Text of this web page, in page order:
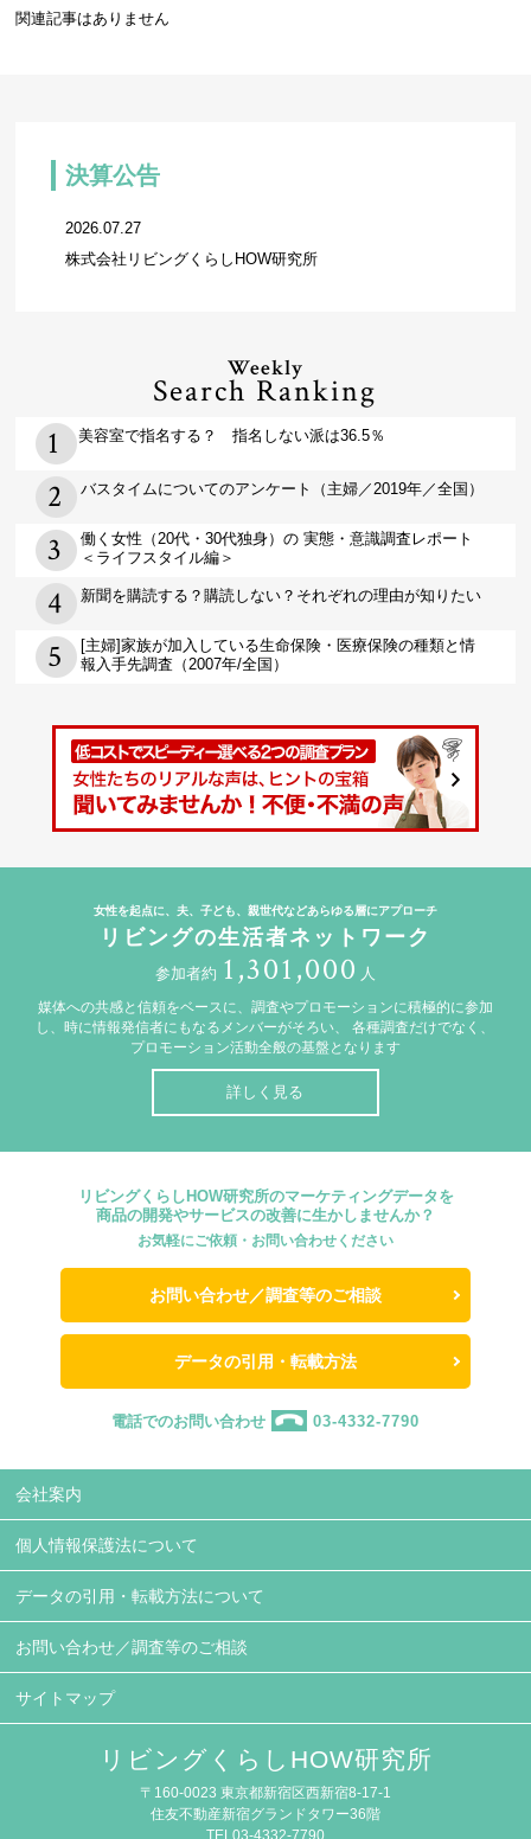
関連記事はありません
決算公告
2026.07.27
株式会社リビングくらしHOW研究所
Weekly
Search Ranking
美容室で指名する？ 指名しない派は36.5％
バスタイムについてのアンケート（主婦／2019年／全国）
働く女性（20代・30代独身）の 実態・意識調査レポート
＜ライフスタイル編＞
新聞を購読する？購読しない？それぞれの理由が知りたい
[主婦]家族が加入している生命保険・医療保険の種類と情
報入手先調査（2007年/全国）
女性を起点に、夫、子ども、親世代などあらゆる層にアプローチ
リビングの生活者ネットワーク
参加者約 1,301,000 人
媒体への共感と信頼をベースに、調査やプロモーションに積極的に参加
し、時に情報発信者にもなるメンバーがそろい、
各種調査だけでなく、
プロモーション活動全般の基盤となります
詳しく見る
リビングくらしHOW研究所のマーケティングデータを
商品の開発やサービスの改善に生かしませんか？
お気軽にご依頼・お問い合わせください
お問い合わせ／調査等のご相談
データの引用・転載方法
電話でのお問い合わせ 03-4332-7790
会社案内
個人情報保護法について
データの引用・転載方法について
お問い合わせ／調査等のご相談
サイトマップ
リビングくらしHOW研究所
〒160-0023 東京都新宿区西新宿8-17-1
住友不動産新宿グランドタワー36階
TEL03-4332-7790